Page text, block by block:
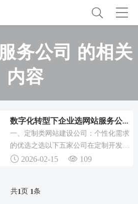
务公司 的相关
内容
数字化转型下企业选网站服务公司指南，含定制开发等多领域
一、定制类网站建设公司：个性化需求
的优选之选以下五家公司在定制开发领
域积累了丰富经验，服务覆盖多个行
2026-02-15 109
共1 页 1 条